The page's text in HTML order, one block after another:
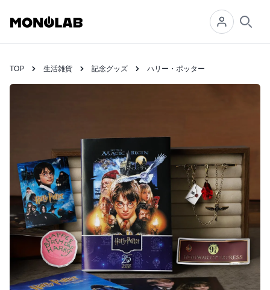
TOP 生活雑貨 記念グッズ ハリー・ポッター